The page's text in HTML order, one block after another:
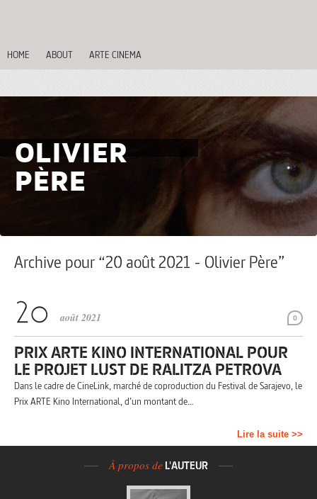
HOME ABOUT ARTE CINEMA
OLIVIER
PÈRE
Archive pour “20 août 2021 - Olivier Père”
0
août 2021
PRIX ARTE KINO INTERNATIONAL POUR
LE PROJET LUST DE RALITZA PETROVA
Dans le cadre de CineLink, marché de coproduction du Festival de Sarajevo, le
Prix ARTE Kino International, d’un montant de…
Lire la suite >>
À propos de L'AUTEUR